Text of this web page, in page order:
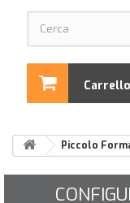
Carrello
Piccolo